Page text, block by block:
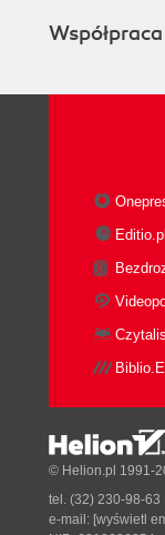
Współpraca
Editio.pl
© Helion.pl 1991-
tel. (32) 230-98-63
e-mail: [wyświetl